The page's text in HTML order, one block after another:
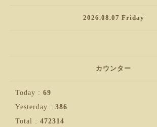
2026.08.07 Friday
カウンター
Today : 69
Yesterday : 386
Total : 472314